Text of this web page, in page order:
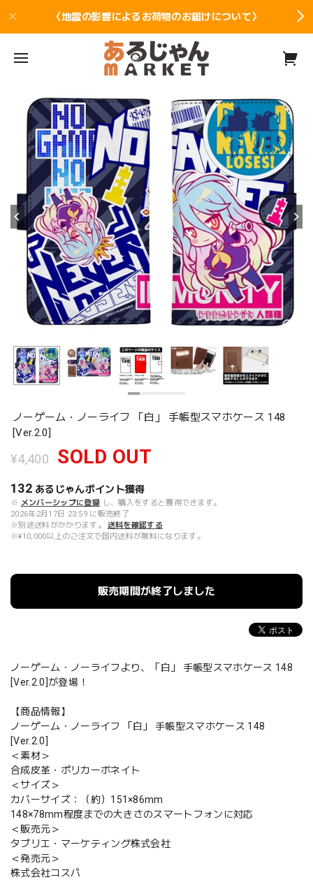
〈地震の影響によるお荷物のお届けについて〉
ノーゲーム・ノーライフ 「白」 手帳型スマホケース 148
[Ver.2.0]
¥4,400 SOLD OUT
132 あるじゃんポイント獲得
※ メンバーシップに登録 し、購入をすると獲得できます。
2026年2月17日 23:59 に販売終了
※別途送料がかかります。
送料を確認する
※¥10,000以上のご注文で国内送料が無料になります。
販売期間が終了しました
ノーゲーム・ノーライフより、「白」 手帳型スマホケース 148
[Ver.2.0]が登場！
【商品情報】
ノーゲーム・ノーライフ 「白」 手帳型スマホケース 148
[Ver.2.0]
＜素材＞
合成皮革・ポリカーボネイト
＜サイズ＞
カバーサイズ：（約）151×86mm
148×78mm程度までの大きさのスマートフォンに対応
＜販売元＞
タブリエ・マーケティング株式会社
＜発売元＞
株式会社コスパ